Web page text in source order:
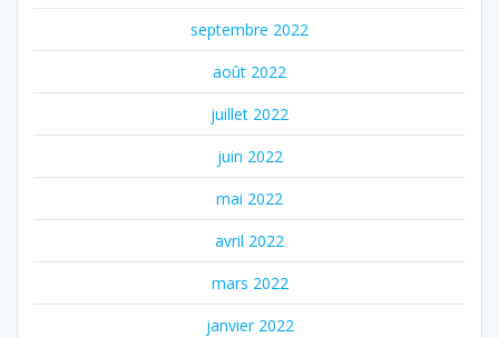
septembre 2022
août 2022
juillet 2022
juin 2022
mai 2022
avril 2022
mars 2022
janvier 2022